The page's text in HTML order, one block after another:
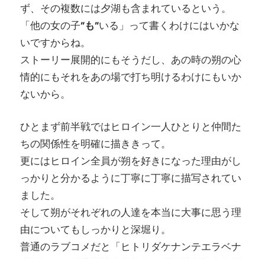
ず、その複数には夕湖も含まれているという。
「他の女の子”も”いる」って書くわけにはいかな
いですからね。
ストーリー展開的にもそうだし、あの時の朔の心
情的にもそれをあの場で打ち明けるわけにもいか
ないから。
ひとまず前半戦ではヒロイン一人ひとりと仲間た
ちの関係性を明確に描ききって。
更にはヒロイン全員が朔を好きになった理由がし
っかりと分かるように丁寧に丁寧に描写されてい
ました。
そして朔がそれぞれの人達を本当に大事に思う理
由についてもしっかりと深堀り。
普通のラブコメだと「ヒトリダケナンテエラベナ